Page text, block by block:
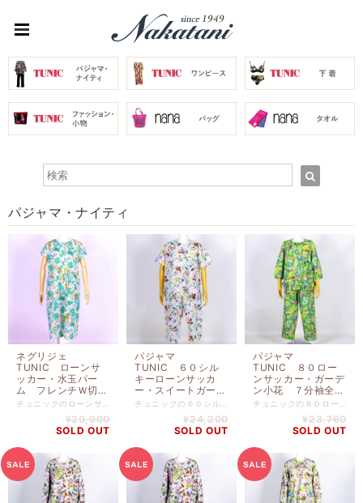
パジャマ・ナイティ
ネグリジェ
TUNIC ローンサ
ッカー・水玉パー
ム フレンチＷ切替
ネグリジェ グリー
¥20,900
SOLD OUT
パジャマ
TUNIC ６０シル
キーローンサッカ
ー・スイートガーデ
ン 半袖Vネックパ
ーサイズ 33080-
¥24,200
SOLD OUT
パジャマ
TUNIC ８０ロー
ンサッカー・ガーデ
ン小花 ７分袖全開
パジャマ エメラル
¥23,760
SOLD OUT